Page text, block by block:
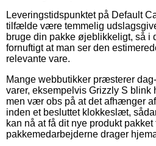
Leveringstidspunktet på Default
tilfælde være temmelig
bruge din pakke øjeblikkeligt, så i
fornuftigt at man ser den
relevante vare.
Mange webbutikker præsterer
varer, eksempelvis Grizzly S
men vær obs på at det afhænger
inden et besluttet klokkeslæt,
kan nå at få dit nye produkt pakket
pakkemedarbejderne drager